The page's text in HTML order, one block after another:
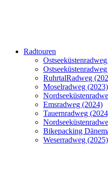
Radtouren
RuhrtalRadweg
Moselradweg (2023)
Emsradweg (2024)
Tauernradweg
Bikepacking
Weserradweg (2025)